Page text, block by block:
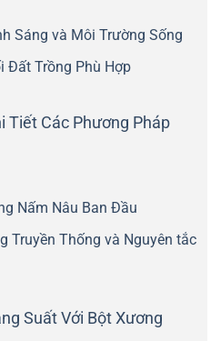
Sáng và Môi Trường Sống
Đất Trồng Phù Hợp
Tiết Các Phương Pháp
Nấm Nâu Ban Đầu
Truyền Thống và Nguyên tắc
Suất Với Bột Xương